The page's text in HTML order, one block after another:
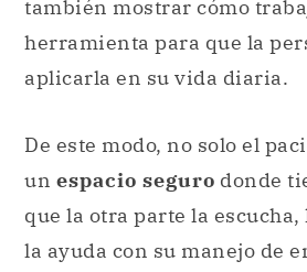
también mostrar cómo
herramienta para que la
aplicarla en su vida diaria.
De este modo, no solo el
un espacio seguro donde
que la otra parte la
la ayuda con su manejo de